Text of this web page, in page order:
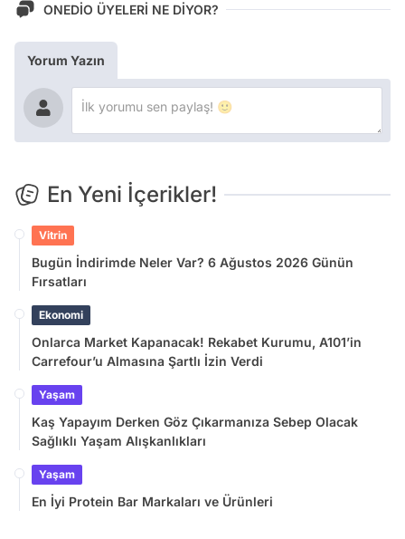
ONEDİO ÜYELERİ NE DİYOR?
Yorum Yazın
En Yeni İçerikler!
Vitrin
Bugün İndirimde Neler Var? 6 Ağustos 2026 Günün
Fırsatları
Ekonomi
Onlarca Market Kapanacak! Rekabet Kurumu, A101’in
Carrefour’u Almasına Şartlı İzin Verdi
Yaşam
Kaş Yapayım Derken Göz Çıkarmanıza Sebep Olacak
Sağlıklı Yaşam Alışkanlıkları
Yaşam
En İyi Protein Bar Markaları ve Ürünleri